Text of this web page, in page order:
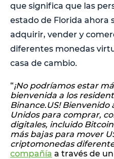
que significa que las
estado de Florida ahora
adquirir, vender y
diferentes monedas
casa de cambio.
“¡No podríamos estar
bienvenida a los
Binance.US! Bienvenido
Unidos para comprar,
digitales, incluido
más bajas para mover
criptomonedas
compañía a través de